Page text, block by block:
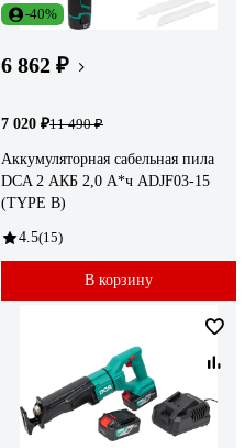
-40%
6 862 ₽
7 020 ₽11 490 ₽
Аккумуляторная сабельная пила
DCA 2 АКБ 2,0 А*ч ADJF03-15
(TYPE B)
4.5(15)
В корзину